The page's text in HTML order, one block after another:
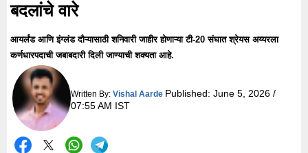
बदलांचे वारे
आयर्लंड आणि इंग्लंड दौऱ्यासाठी शनिवारी जाहीर होणाऱ्या टी-20 संघात श्रेयस अय्यरला
कर्णधारपदाची जबाबदारी दिली जाण्याची शक्यता आहे.
Written By:Vishal Aarde Published:June 5, 2026 /
07:55 AM IST